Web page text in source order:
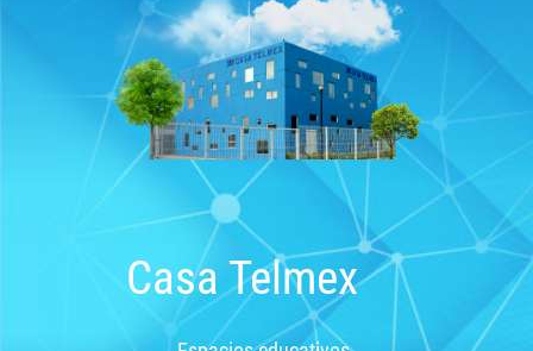
Casa Telmex